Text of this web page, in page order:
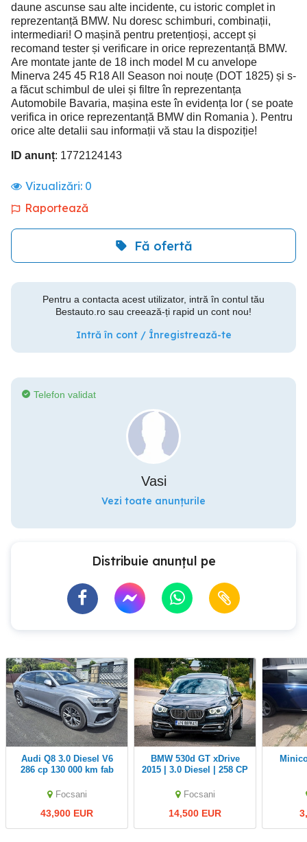
daune ascunse sau alte incidente, cu istoric complet in
reprezentanță BMW. Nu doresc schimburi, combinații,
intermediari! O mașină pentru pretențioși, accept și
recomand tester și verificare in orice reprezentanță BMW.
Are montate jante de 18 inch model M cu anvelope
Minerva 245 45 R18 All Season noi nouțe (DOT 1825) și s-
a făcut schimbul de ulei și filtre în reprezentanța
Automobile Bavaria, mașina este în evidența lor ( se poate
verifica in orice reprezentanță BMW din Romania ). Pentru
orice alte detalii sau informații vă stau la dispoziție!
ID anunț: 1772124143
Vizualizări: 0
Raportează
Fă ofertă
Pentru a contacta acest utilizator, intră în contul tău
Bestauto.ro sau creează-ți rapid un cont nou!
Intră în cont / Înregistrează-te
Telefon validat
Vasi
Vezi toate anunțurile
Distribuie anunțul pe
Audi Q8 3.0 Diesel V6
286 cp 130 000 km fab
Focsani
43,900 EUR
BMW 530d GT xDrive
2015 | 3.0 Diesel | 258 CP
Focsani
14,500 EUR